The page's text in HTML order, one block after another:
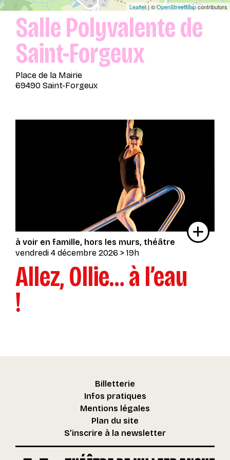
Leaflet| ©OpenStreetMapcontributors
Salle Polyvalente de
Saint-Forgeux
Place de la Mairie
69490 Saint-Forgeux
à voir en famille hors les murs théâtre
vendredi 4 décembre 2026 > 19h
Allez, Ollie… à l’eau
!
Billetterie
Infos pratiques
Mentions légales
Plan du site
S’inscrire à la newsletter